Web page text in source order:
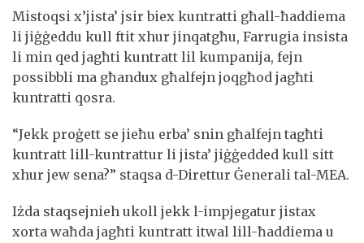
Mistoqsi x’jista’ jsir biex kuntratti għall-ħaddiema
li jiġġeddu kull ftit xhur jinqatgħu, Farrugia insista
li min qed jagħti kuntratt lil kumpanija, fejn
possibbli ma għandux għalfejn joqgħod jagħti
kuntratti qosra.
“Jekk proġett se jieħu erba’ snin għalfejn tagħti
kuntratt lill-kuntrattur li jista’ jiġġedded kull sitt
xhur jew sena?” staqsa d-Direttur Ġenerali tal-MEA.
Iżda staqsejnieh ukoll jekk l-impjegatur jistax
xorta waħda jagħti kuntratt itwal lill-ħaddiema u